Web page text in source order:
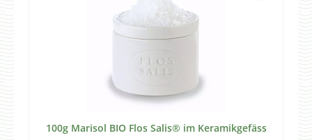
100g Marisol BIO Flos Salis® im Keramikgefäss